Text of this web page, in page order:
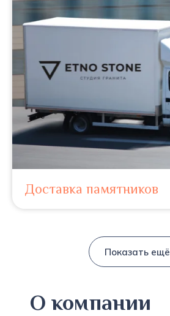
Доставка памятников
Показать ещё
О компании